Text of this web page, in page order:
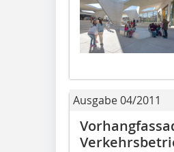
Ausgabe 04/2011